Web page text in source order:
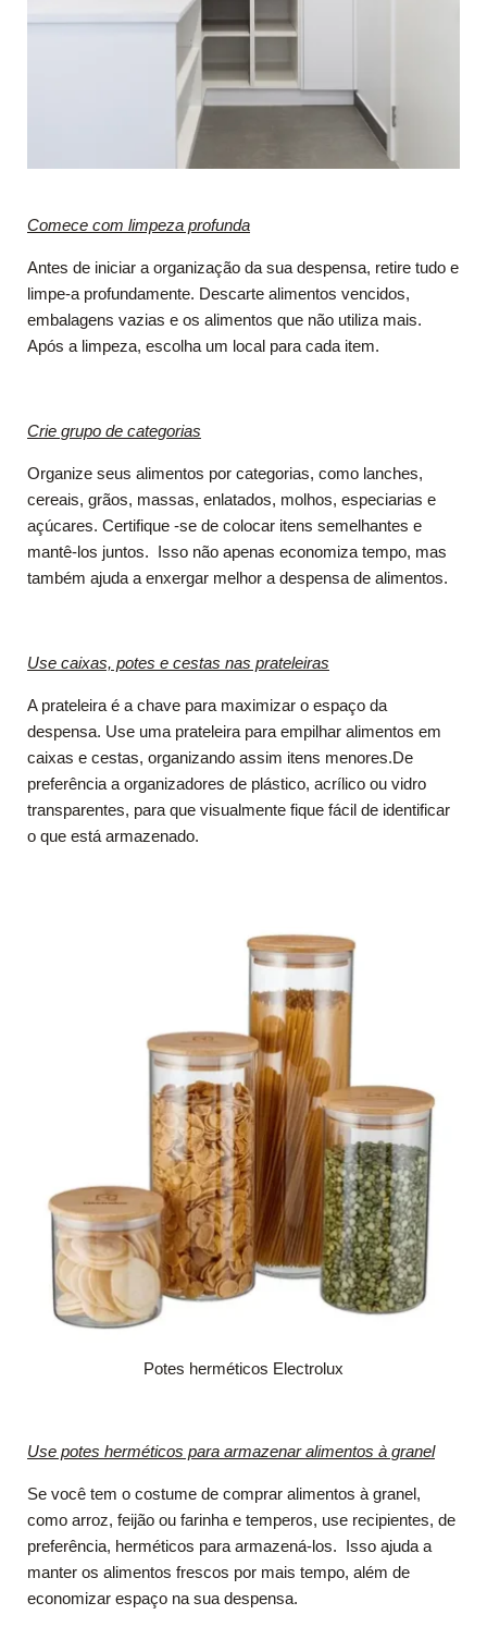
Comece com limpeza profunda
Antes de iniciar a organização da sua despensa, retire tudo e
limpe-a profundamente. Descarte alimentos vencidos,
embalagens vazias e os alimentos que não utiliza mais.
Após a limpeza, escolha um local para cada item.
Crie grupo de categorias
Organize seus alimentos por categorias, como lanches,
cereais, grãos, massas, enlatados, molhos, especiarias e
açúcares. Certifique -se de colocar itens semelhantes e
mantê-los juntos. Isso não apenas economiza tempo, mas
também ajuda a enxergar melhor a despensa de alimentos.
Use caixas, potes e cestas nas prateleiras
A prateleira é a chave para maximizar o espaço da
despensa. Use uma prateleira para empilhar alimentos em
caixas e cestas, organizando assim itens menores.De
preferência a organizadores de plástico, acrílico ou vidro
transparentes, para que visualmente fique fácil de identificar
o que está armazenado.
Potes herméticos Electrolux
Use potes herméticos para armazenar alimentos à granel
Se você tem o costume de comprar alimentos à granel,
como arroz, feijão ou farinha e temperos, use recipientes, de
preferência, herméticos para armazená-los. Isso ajuda a
manter os alimentos frescos por mais tempo, além de
economizar espaço na sua despensa.